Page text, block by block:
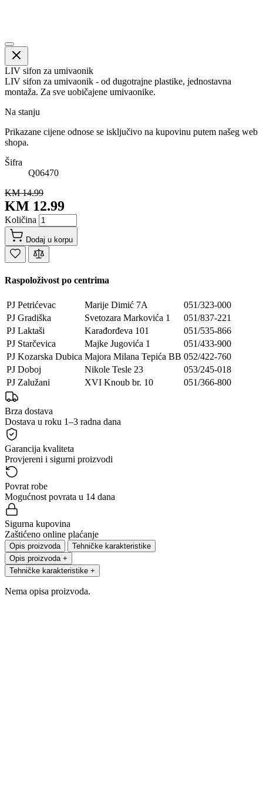
LIV sifon za umivaonik
LIV sifon za umivaonik - od dugotrajne plastike, jednostavna
montaža. Za sve uobičajene umivaonike.
Na stanju
Prikazane cijene odnose se isključivo na kupovinu putem našeg web
shopa.
Šifra
Q06470
KM 14.99
KM 12.99
Količina
Dodaj u korpu
Raspoloživost po centrima
PJ Petrićevac Marije Dimić 7A
051/323-000
PJ Gradiška
Svetozara Markovića 1
051/837-221
PJ Laktaši
Karađorđeva 101
051/535-866
PJ Starčevica
Majke Jugovića 1
051/433-900
PJ Kozarska Dubica Majora Milana Tepića BB 052/422-760
PJ Doboj
Nikole Tesle 23
053/245-018
PJ Zalužani
XVI Knoub br. 10 051/366-800
Brza dostava
Dostava u roku 1–3 radna dana
Garancija kvaliteta
Provjereni i sigurni proizvodi
Povrat robe
Mogućnost povrata u 14 dana
Sigurna kupovina
Zaštićeno online plaćanje
Opis proizvoda
Tehničke karakteristike
Opis proizvoda +
Tehničke karakteristike +
Nema opisa proizvoda.